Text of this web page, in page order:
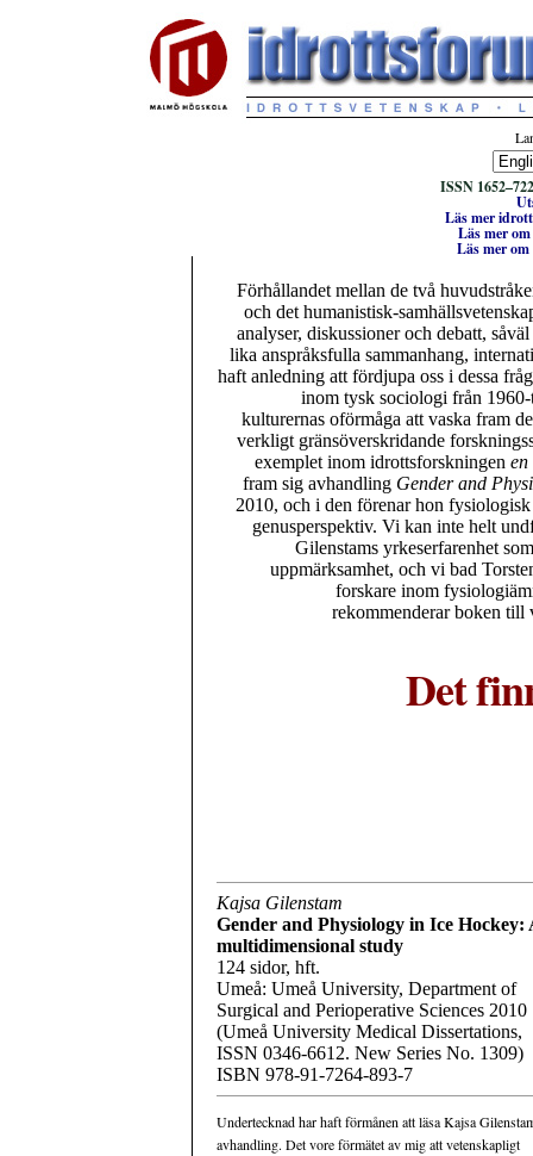
ISSN
Läs mer
Läs mer
Läs mer
Förhållandet mellan de två
och det humanistisk-
analyser, diskussioner och debatt,
lika anspråksfulla sammanhang,
haft anledning att fördjupa oss i dessa
inom tysk sociologi från
kulturernas oförmåga att vaska fram
verkligt gränsöverskridande
exemplet inom idrottsforskningen en
fram sig avhandling Gender and
2010, och i den förenar hon
genusperspektiv. Vi kan inte helt
Gilenstams yrkeserfarenhet
uppmärksamhet, och vi bad
forskare inom
rekommenderar boken till
Det
Kajsa Gilenstam
Gender and Physiology in Ice Hockey:
multidimensional study
124 sidor, hft.
Umeå: Umeå University, Department of
Surgical and Perioperative Sciences 2010
(Umeå University Medical Dissertations,
ISSN 0346-6612. New Series No. 1309)
ISBN 978-91-7264-893-7
Undertecknad har haft förmånen att läsa Kajsa
avhandling. Det vore förmätet av mig att vetenskapligt